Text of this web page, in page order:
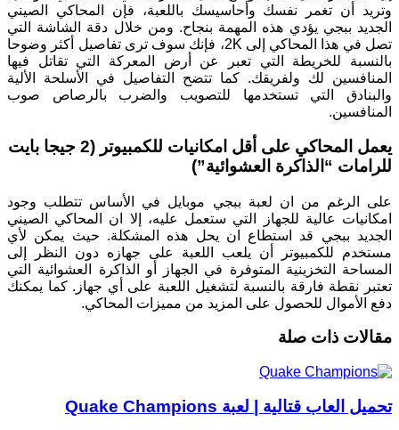
وتريد أن تغمر نفسك وأحاسيسك باللعبة، فإن المحاكي الصيني
الجديد ببجي يؤدي هذه المهمة بنجاح. ومن خلال دقة الشاشة التي
تصل في هذا المحاكي إلى 2K، فإنك سوف ترى تفاصيل أكثر وضوحا
بالنسبة للخريطة التي تعبر عن أرض المعركة التي تقاتل فيها
المنافسين لك ولفريقك. كما تتضح التفاصيل في الأسلحة الألية
والبنادق التي تستخدمها للتصويب والضرب بالرصاص صوب
المنافسين.
يعمل المحاكي على أقل امكانيات للكمبيوتر (2 جيجا بايت
للرامات “الذاكرة العشوائية”)
على الرغم من ان لعبة ببجي موبايل في الأساس تتطلب وجود
امكانيات عالية للجهاز التي ستعمل عليه، إلا ان المحاكي الصيني
الجديد ببجي قد استطاع ان يحل هذه المشكلة. حيث يمكن لأي
مستخدم للكمبيوتر أن يلعب اللعبة على جهازه دون النظر إلى
المساحة التخزينية المتوفرة في الجهاز أو الذاكرة العشوائية التي
تعتبر نقطة فارقة بالنسبة لتشغيل اللعبة على أي جهاز. كما يمكنك
دفع الأموال للحصول على المزيد من مميزات المحاكي.
مقالات ذات صلة
تحميل العاب قتالية | لعبة Quake Champions